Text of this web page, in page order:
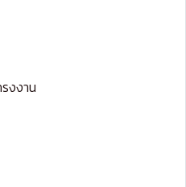
งงาน